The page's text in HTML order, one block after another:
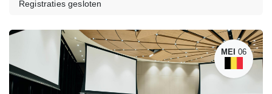
Registraties gesloten
MEI 06